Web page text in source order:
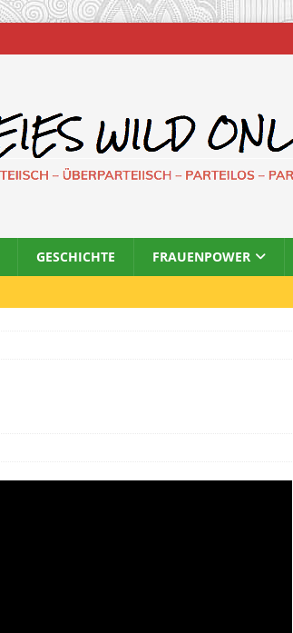
GESCHICHTE FRAUENPOWER